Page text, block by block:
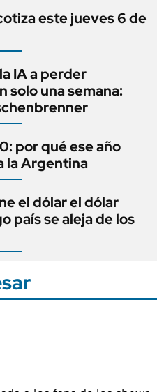
este jueves 6 de
IA a perder
solo una semana:
por qué ese año
la Argentina
el dólar el dólar
país se aleja de los